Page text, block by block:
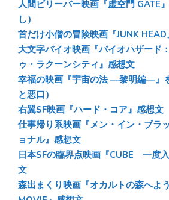
y o
ok
a
人間ビリーバー映画『虚空門 GATE
し）
首だけ小僧の冒険映画『JUNK
大文字バイオ映画『バイオハザード
ゥ・ラクーンシティ』感想文
幸福の映画『宇宙の法 ―黎明編―』
と悪口）
右翼SF映画『ハード・コア』感想文
仕事帰り系映画『メン・イン・ブラ
ョナル』感想文
日本SFの臨界点映画『CUBE 一度
文
森出まくり映画『オカルトの森へよ